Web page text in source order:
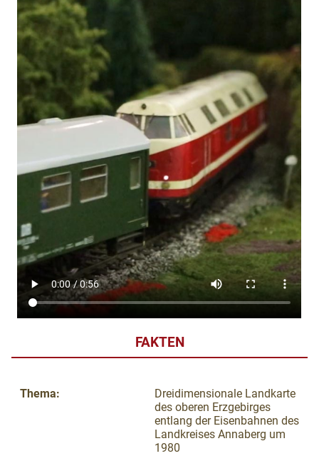
FAKTEN
Thema:
Dreidimensionale Landkarte
des oberen Erzgebirges
entlang der Eisenbahnen des
Landkreises Annaberg um
1980